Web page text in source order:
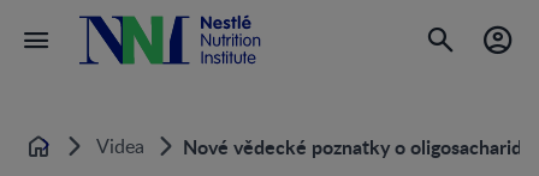
Home Videa Nové vědecké poznatky o